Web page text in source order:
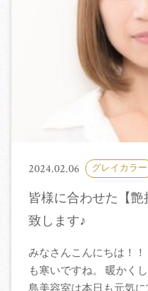
2024.02.06 グレイカラー
皆様に合わせた【
致します♪
みなさんこんにちは！
も寒いですね。 暖かく